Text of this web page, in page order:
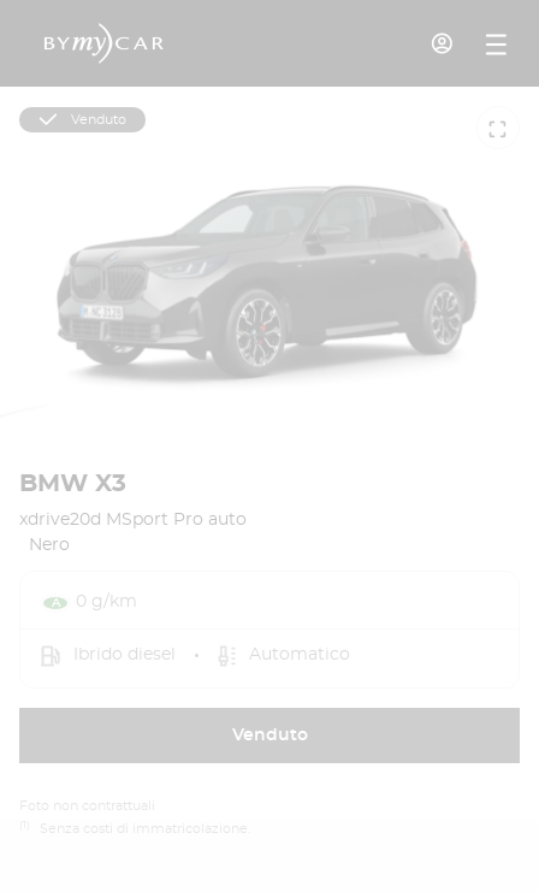
Venduto
BMW X3
xdrive20d MSport Pro auto
Nero
0 g/km
Ibrido diesel Automatico
Venduto
Foto non contrattuali
(1) Senza costi di immatricolazione.